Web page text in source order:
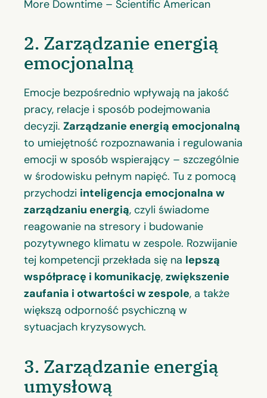
More Downtime – Scientific American
2. Zarządzanie energią
emocjonalną
Emocje bezpośrednio wpływają na jakość
pracy, relacje i sposób podejmowania
decyzji. Zarządzanie energią emocjonalną
to umiejętność rozpoznawania i regulowania
emocji w sposób wspierający – szczególnie
w środowisku pełnym napięć. Tu z pomocą
przychodzi inteligencja emocjonalna w
zarządzaniu energią, czyli świadome
reagowanie na stresory i budowanie
pozytywnego klimatu w zespole. Rozwijanie
tej kompetencji przekłada się na lepszą
współpracę i komunikację, zwiększenie
zaufania i otwartości w zespole, a także
większą odporność psychiczną w
sytuacjach kryzysowych.
3. Zarządzanie energią
umysłową